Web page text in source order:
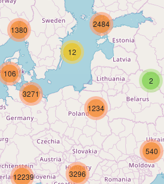
3296
1380
540
1234
2
12
2484
106
3271
12239